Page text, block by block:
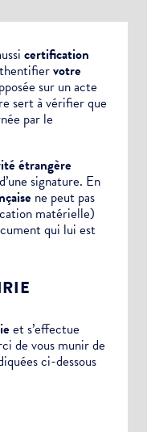
certification
votre
sur unacte
sert à vérifier que
par le
étrangère
signature. En
ne peut pas
matérielle)
qui lui est
et s’effectue
de vous munir de
ci-dessous